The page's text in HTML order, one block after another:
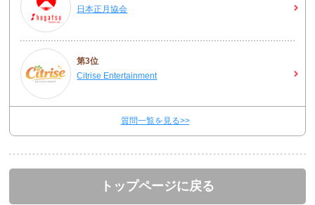
日本正月協会
第3位
Citrise Entertainment
質問一覧を見る>>
トップページに戻る